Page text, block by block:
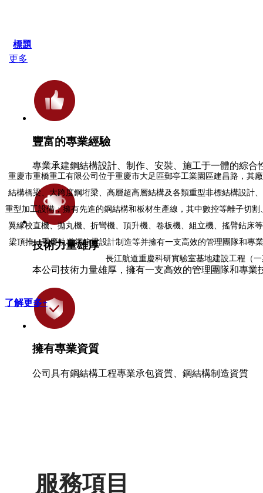
標題
更多
豐富的專業經驗
專業承建鋼結構設計、制作、安裝、施工于一體的綜合
技術力量雄厚
本公司技術力量雄厚，擁有一支高效的管理團隊和專業
擁有專業資質
公司具有鋼結構工程專業承包資質、鋼結構制造資質
重慶市重橋重工有限公司位于重慶市大足區郵亭工業園區建昌路，其
結構橋梁、大跨度鋼垳梁、高層超高層結構及各類重型非標結構設計
重型加工設備；擁有先進的鋼結構和板材生產線，其中數控等離子切
翼緣校直機、拋丸機、折彎機、頂升機、卷板機、組立機、搖臂鉆床
梁頂推、重慶軌道鋼箱梁設計制造等并擁有一支高效的管理團隊和專
長江航道重慶科研實驗室基地建設工程（
了解更多+
服務項目